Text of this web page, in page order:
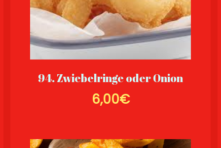
94. Zwiebelringe oder Onion
6,00€